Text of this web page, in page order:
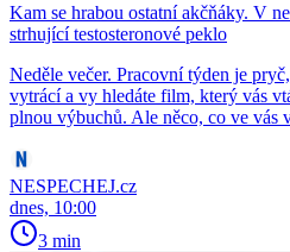
Kam se hrabou ostatní akčňáky. V
strhující testosteronové peklo
Neděle večer. Pracovní týden je
vytrácí a vy hledáte film, který vás
plnou výbuchů. Ale něco, co ve vás
NESPECHEJ.cz
dnes, 10:00
3 min